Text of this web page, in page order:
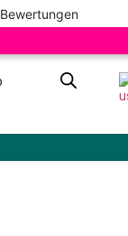
Bewertungen
Zoeken